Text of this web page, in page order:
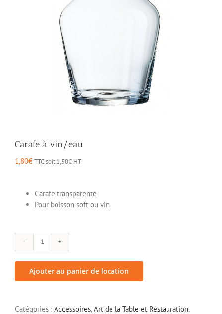
Carafe à vin/eau
1,80€ TTC soit 1,50€ HT
Carafe transparente
Pour boisson soft ou vin
quantité
Carafe
à
Ajouter au panier de location
Catégories : Accessoires,Art de la Table et Restauration,